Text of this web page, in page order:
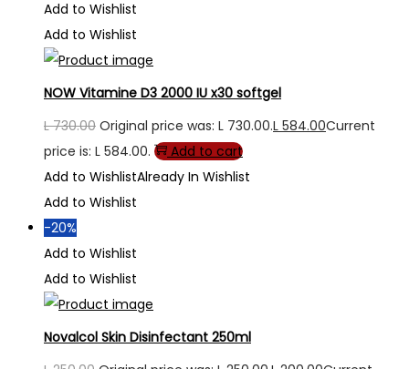
Add to Wishlist
Add to Wishlist
NOW Vitamine D3 2000 IU x30 softgel
L730.00 Original price was: L 730.00.L 584.00Current
price is: L 584.00.
Add to cart
Add to WishlistAlready In Wishlist
Add to Wishlist
-20%
Add to Wishlist
Add to Wishlist
Novalcol Skin Disinfectant 250ml